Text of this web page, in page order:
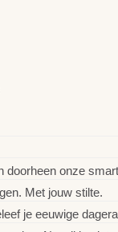
doorheen onze
Met jouw stilte.
je eeuwige